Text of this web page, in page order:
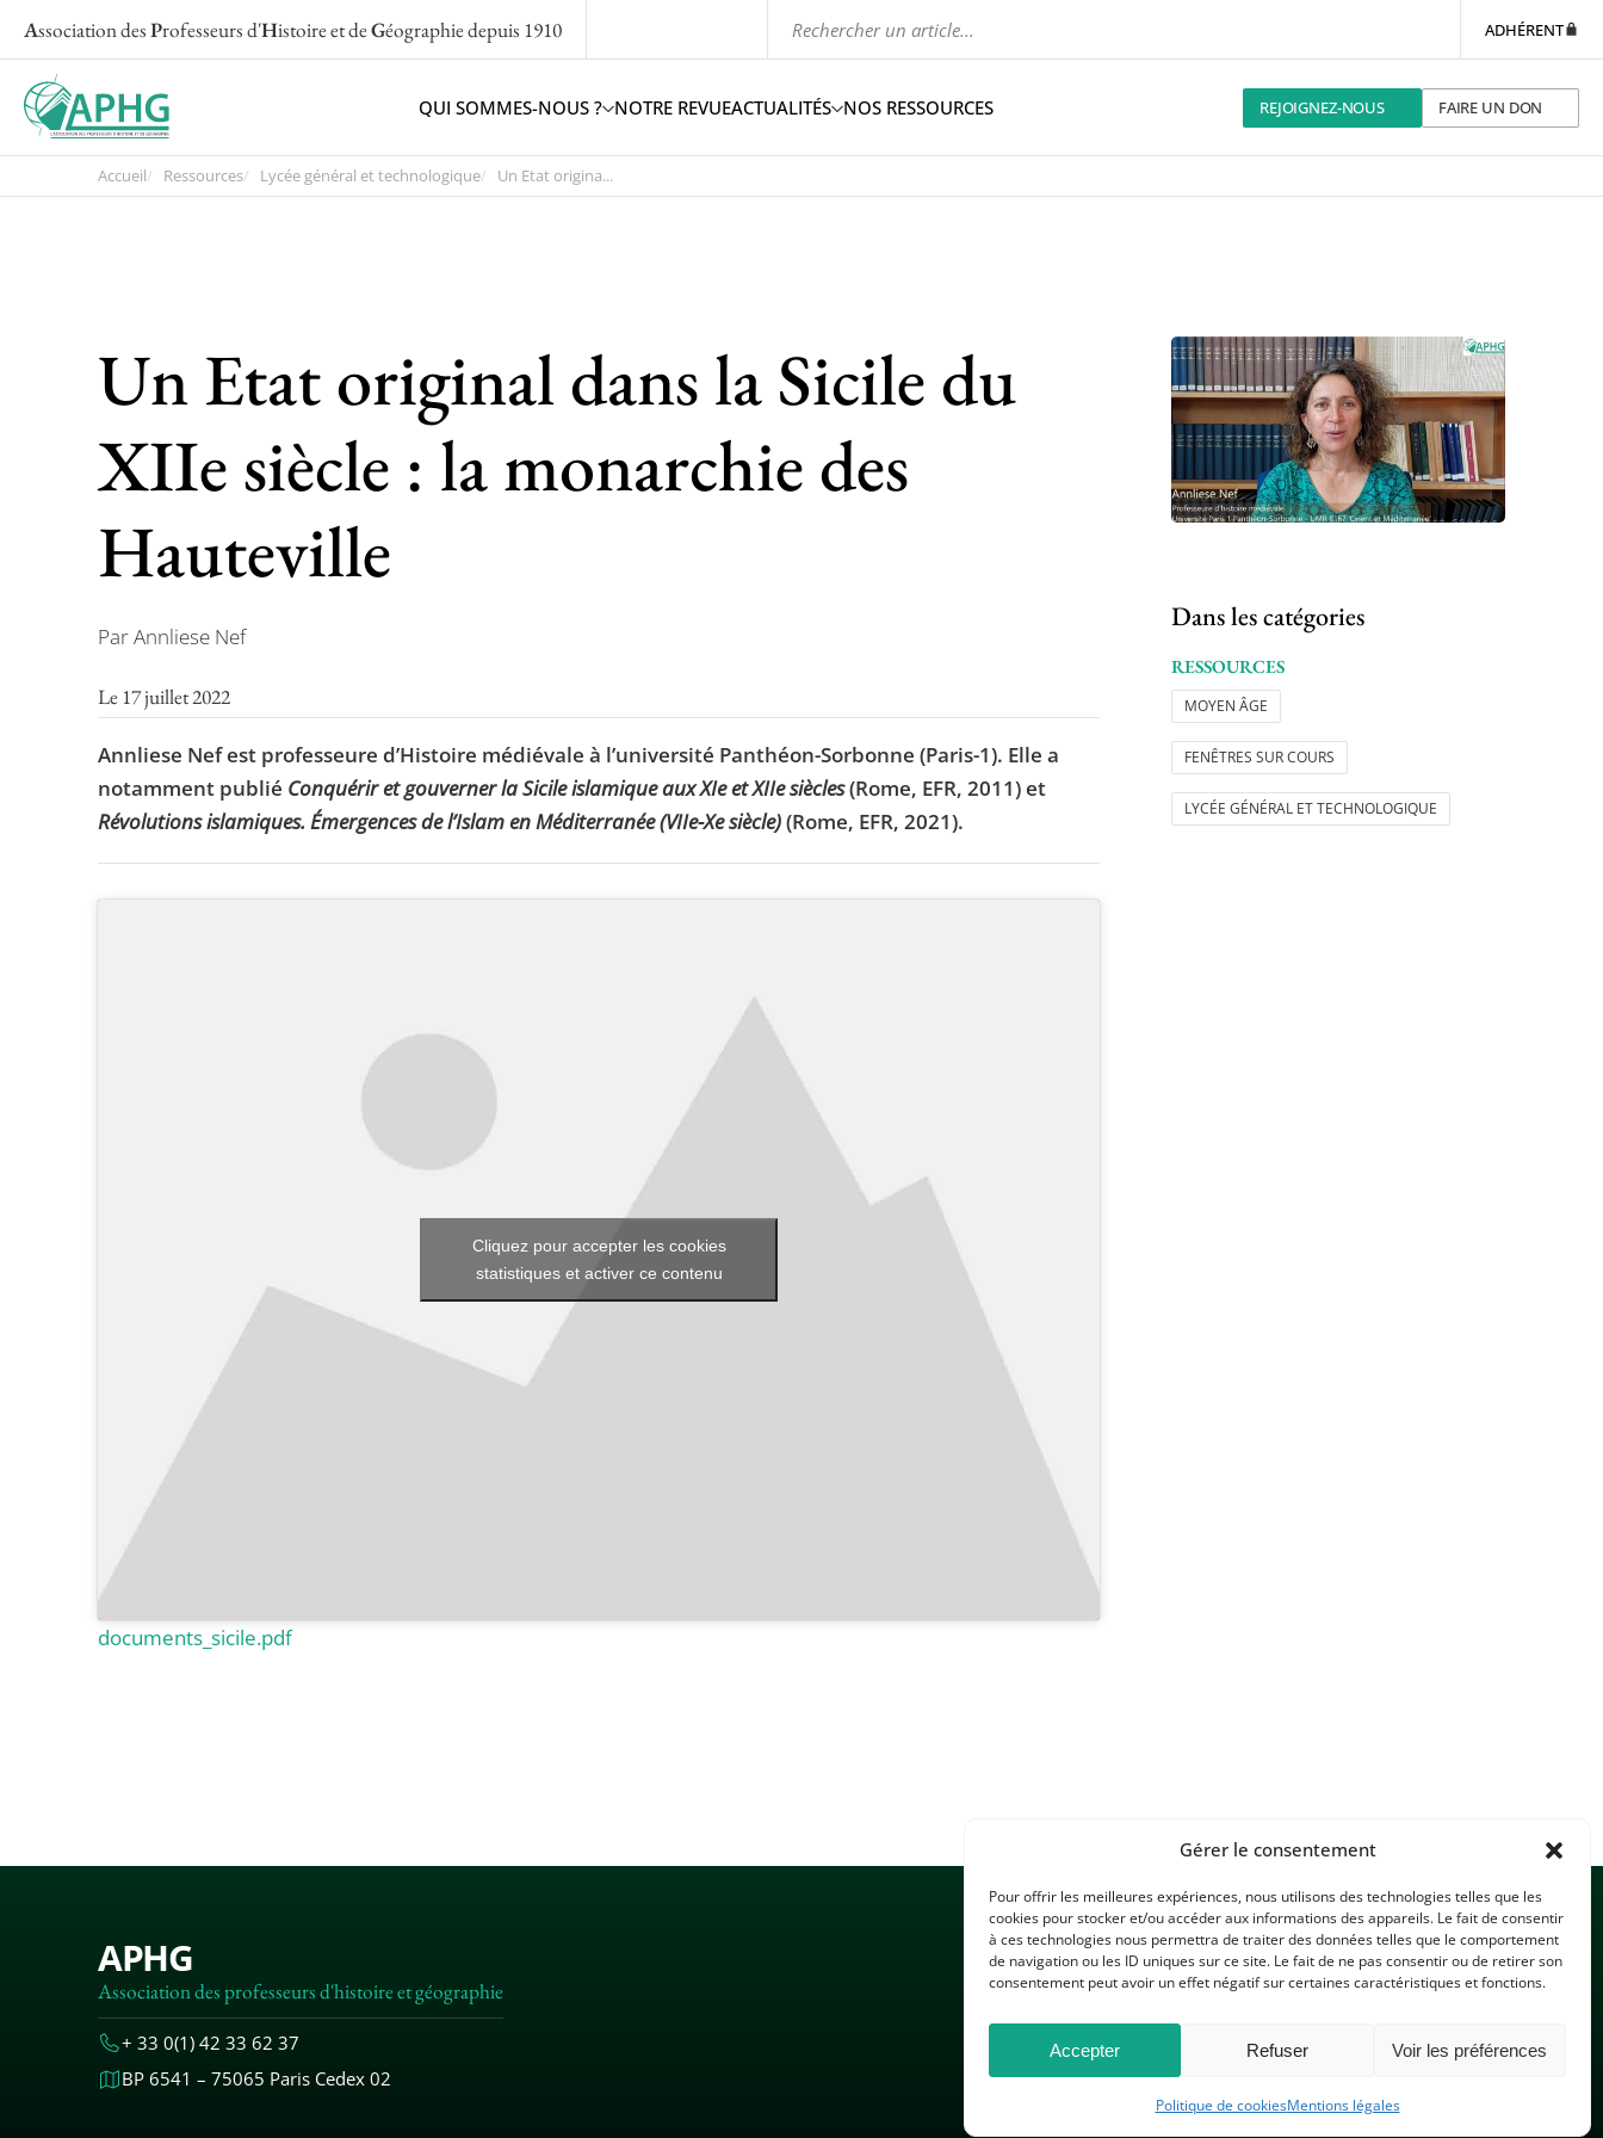
Gérer le consentement
Pour offrir les meilleures expériences, nous utilisons des technologies telles que les
cookies pour stocker et/ou accéder aux informations des appareils. Le fait de consentir
à ces technologies nous permettra de traiter des données telles que le comportement
de navigation ou les ID uniques sur ce site. Le fait de ne pas consentir ou de retirer son
consentement peut avoir un effet négatif sur certaines caractéristiques et fonctions.
Accepter Refuser Voir les préférences
Politique de cookiesMentions légales
Association desProfesseurs d'Histoire et deGéographiedepuis 1910 ADHÉRENT
QUI SOMMES-NOUS ? NOTRE REVUEACTUALITÉS NOS RESSOURCES REJOIGNEZ-NOUS FAIRE UN DON
Accueil Ressources Lycée général et technologique Un Etat origina...
Un Etat original dans la Sicile du
XIIe siècle : la monarchie des
Hauteville
Par Annliese Nef
Le 17 juillet 2022
Annliese Nef est professeure d’Histoire médiévale à l’université Panthéon-Sorbonne (Paris-1). Elle a
notamment publié Conquérir et gouverner la Sicile islamique aux XIe et XIIe siècles(Rome, EFR, 2011) et
Révolutions islamiques. Émergences de l’Islam en Méditerranée (VIIe-Xe siècle)(Rome, EFR, 2021).
Cliquez pour accepter les cookies
statistiques et activer ce contenu
documents_sicile.pdf
Dans les catégories
RESSOURCES
MOYEN ÂGE
FENÊTRES SUR COURS
LYCÉE GÉNÉRAL ET TECHNOLOGIQUE
APHG
Association des professeurs d'histoire et géographie
+ 33 0(1) 42 33 62 37
BP 6541 – 75065 Paris Cedex 02
CONTACTEZ-NOUS